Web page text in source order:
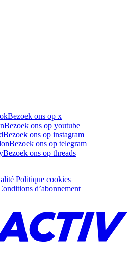
Bezoek ons op x
Bezoek ons op youtube
Bezoek ons op instagram
Bezoek ons op telegram
Bezoek ons op threads
Politique cookies
d’abonnement